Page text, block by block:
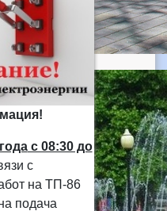
с 08:30 до
с
на ТП-86
подача